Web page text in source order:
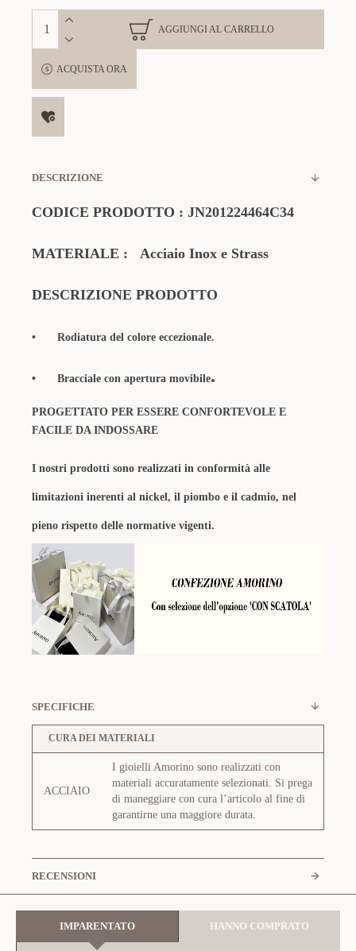
AGGIUNGI AL CARRELLO
ACQUISTA ORA
DESCRIZIONE
CODICE PRODOTTO : JN201224464C34
MATERIALE : Acciaio Inox e Strass
DESCRIZIONE PRODOTTO
• Rodiatura del colore eccezionale.
• Bracciale con apertura movibile.
PROGETTATO PER ESSERE CONFORTEVOLE E
FACILE DA INDOSSARE
I nostri prodotti sono realizzati in conformità alle
limitazioni inerenti al nickel, il piombo e il cadmio, nel
pieno rispetto delle normative vigenti.
SPECIFICHE
CURA DEI MATERIALI
ACCIAIO
I gioielli Amorino sono realizzati con
materiali accuratamente selezionati. Si prega
di maneggiare con cura l’articolo al fine di
garantirne una maggiore durata.
RECENSIONI
IMPARENTATO HANNO COMPRATO